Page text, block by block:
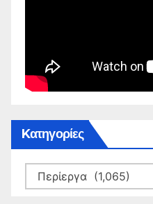
Kατηγορίες
Kατηγορίες